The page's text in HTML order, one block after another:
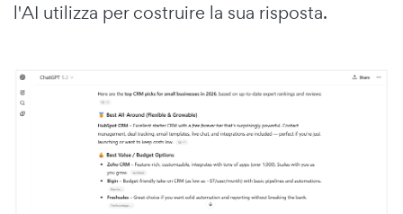
l'AI utilizza per costruire la sua risposta.